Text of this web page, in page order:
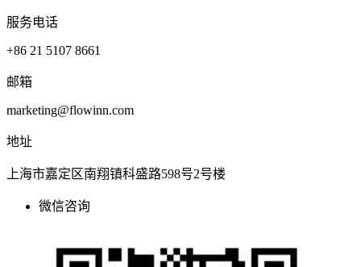
服务电话
+86 21 5107 8661
邮箱
marketing@flowinn.com
地址
上海市嘉定区南翔镇科盛路598号2号楼
微信咨询